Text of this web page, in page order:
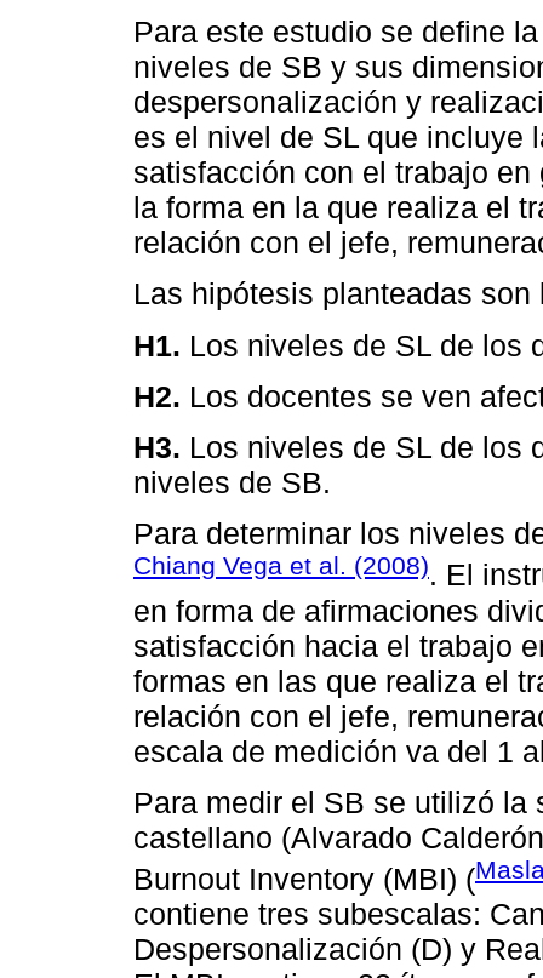
Para este estudio se define
niveles de SB y sus
despersonalización y
es el nivel de SL que incluye
satisfacción con el trabajo
la forma en la que realiza el
relación con el jefe,
Las hipótesis planteadas son
H1. Los niveles de SL de los
H2. Los docentes se ven
H3. Los niveles de SL de los
niveles de SB.
Para determinar los niveles
Chiang Vega et al. (2008). El
en forma de afirmaciones
satisfacción hacia el trabajo
formas en las que realiza el
relación con el jefe,
escala de medición va del 1
Para medir el SB se utilizó
castellano (Alvarado
Burnout Inventory (MBI) (
contiene tres subescalas:
Despersonalización (D) y